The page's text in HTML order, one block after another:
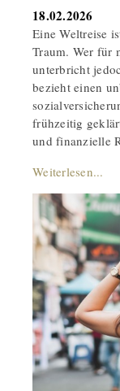
18.02.2026
Eine Weltreise
Traum. Wer für
unterbricht
bezieht einen
frühzeitig
und finanzielle
Weiterlesen...